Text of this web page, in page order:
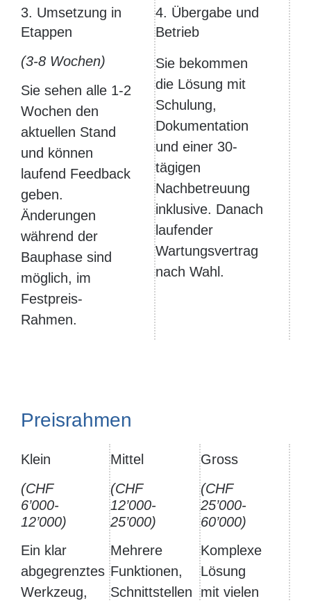
3. Umsetzung in
Etappen
(3-8 Wochen)
Sie sehen alle 1-2
Wochen den
aktuellen Stand
und können
laufend Feedback
geben.
Änderungen
während der
Bauphase sind
möglich, im
Festpreis-
Rahmen.
4. Übergabe und
Betrieb
Sie bekommen
die Lösung mit
Schulung,
Dokumentation
und einer 30-
tägigen
Nachbetreuung
inklusive. Danach
laufender
Wartungsvertrag
nach Wahl.
Preisrahmen
Klein
(CHF
6’000-
12’000)
Ein klar
abgegrenztes
Werkzeug,
Mittel
(CHF
12’000-
25’000)
Mehrere
Funktionen,
Schnittstellen
Gross
(CHF
25’000-
60’000)
Komplexe
Lösung
mit vielen